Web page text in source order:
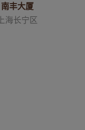
南丰大厦
上海长宁区